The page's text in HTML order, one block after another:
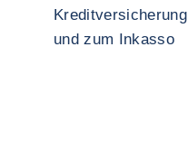
Kreditversicherung
und zum Inkasso